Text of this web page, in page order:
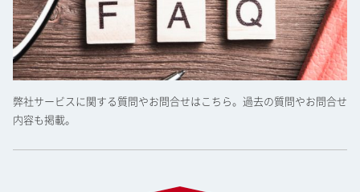
弊社サービスに関する質問やお問合せはこちら。過去の質問やお問合せ
内容も掲載。